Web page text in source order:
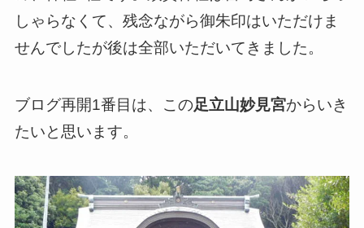
しゃらなくて、残念ながら御朱印はいただけま
せんでしたが後は全部いただいてきました。
ブログ再開1番目は、この足立山妙見宮からいき
たいと思います。